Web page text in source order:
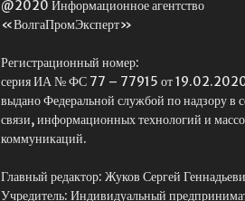
@2020 Информационное агентство
«ВолгаПромЭксперт»
Регистрационный номер:
серия ИА № ФС 77 – 77915 от
выдано Федеральной службой по надзору в
связи, информационных технологий и
коммуникаций.
Главный редактор: Жуков Сергей
Учредитель: Индивидуальный